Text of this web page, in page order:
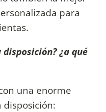
para
¿a qué
una enorme